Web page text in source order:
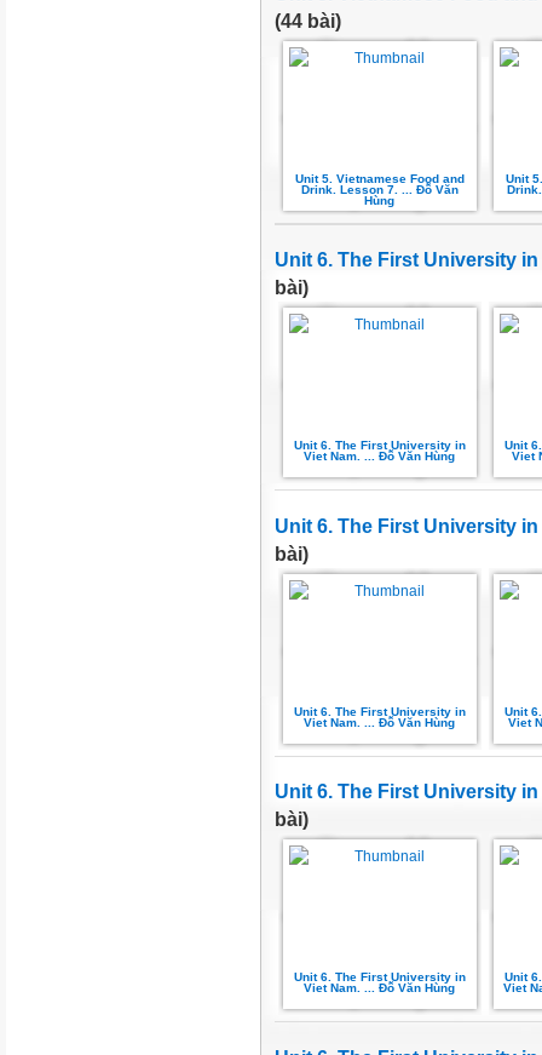
(44 bài)
Unit 5. Vietnamese Food and
Drink. Lesson 7. ... Đỗ Văn
Hùng
Unit
Unit 6. The First University
bài)
Unit 6. The First University in
Viet Nam. ... Đỗ Văn Hùng
Unit
Viet
Unit 6. The First University
bài)
Unit 6. The First University in
Viet Nam. ... Đỗ Văn Hùng
Unit
Viet
Unit 6. The First University
bài)
Unit 6. The First University in
Viet Nam. ... Đỗ Văn Hùng
Unit
Viet